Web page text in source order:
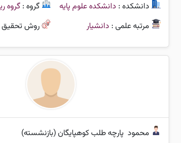
دانشکده : دانشکده علوم پایه گروه :گروه
مرتبه علمی : دانشیار روش تحقیق
محمود پارچه طلب کوهپایگان (بازنشسته)